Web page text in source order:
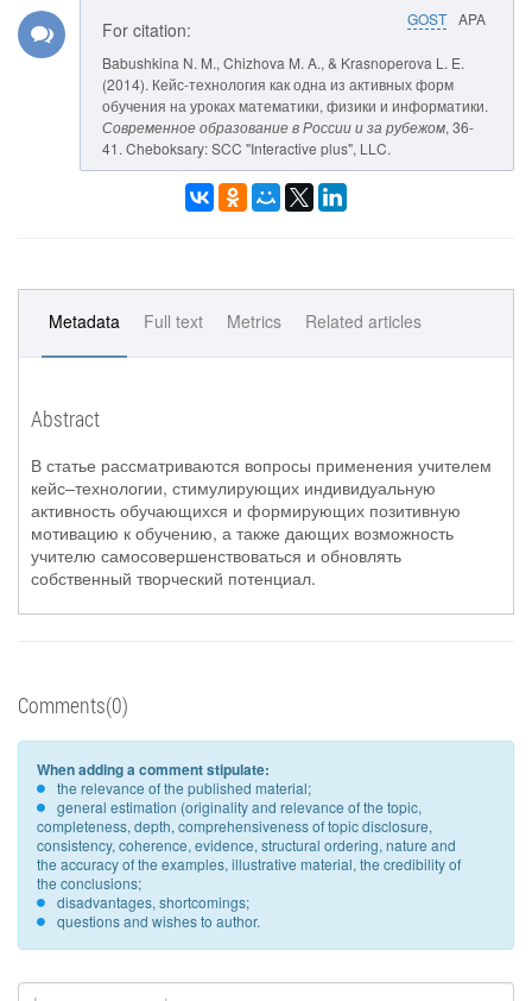
GOST APA
For citation:
Babushkina N. M., Chizhova M. A., & Krasnoperova L. E.
(2014). Кейс-технология как одна из активных форм
обучения на уроках математики, физики и информатики.
Современное образование в России и за рубежом, 36-
41. Cheboksary: SCC "Interactive plus", LLC.
Metadata Full text Metrics Related articles
Abstract
В статье рассматриваются вопросы применения учителем
кейс–технологии, стимулирующих индивидуальную
активность обучающихся и формирующих позитивную
мотивацию к обучению, а также дающих возможность
учителю самосовершенствоваться и обновлять
собственный творческий потенциал.
Comments(0)
When adding a comment stipulate:
the relevance of the published material;
general estimation (originality and relevance of the topic,
completeness, depth, comprehensiveness of topic disclosure,
consistency, coherence, evidence, structural ordering, nature and
the accuracy of the examples, illustrative material, the credibility of
the conclusions;
disadvantages, shortcomings;
questions and wishes to author.